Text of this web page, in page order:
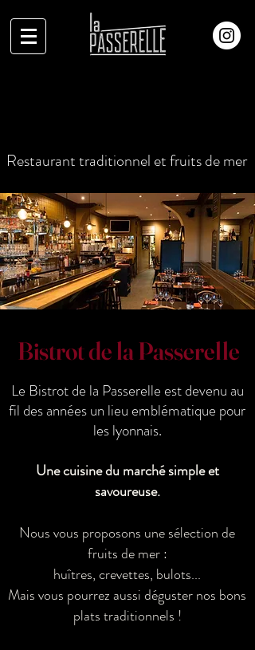
Restaurant traditionnel et fruits de mer
Bistrot de la Passerelle
Le Bistrot de la Passerelle est devenu au
fil des années un lieu emblématique pour
les lyonnais.
Une cuisine du marché simple et
savoureuse.
Nous vous proposons une sélection de
fruits de mer :
huîtres, crevettes, bulots...
Mais vous pourrez aussi déguster nos bons
plats traditionnels !